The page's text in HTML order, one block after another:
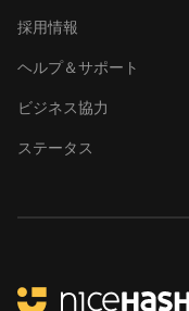
採用情報
ヘルプ＆サポート
ビジネス協力
ステータス